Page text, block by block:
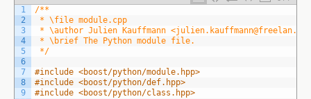
1
2
3
4
5
6
7
8
9
/**
* \file module.cpp
* \author Julien Kauffmann
* \brief The Python module file.
*/
#include <boost/python/module.hpp>
#include <boost/python/def.hpp>
#include <boost/python/class.hpp>